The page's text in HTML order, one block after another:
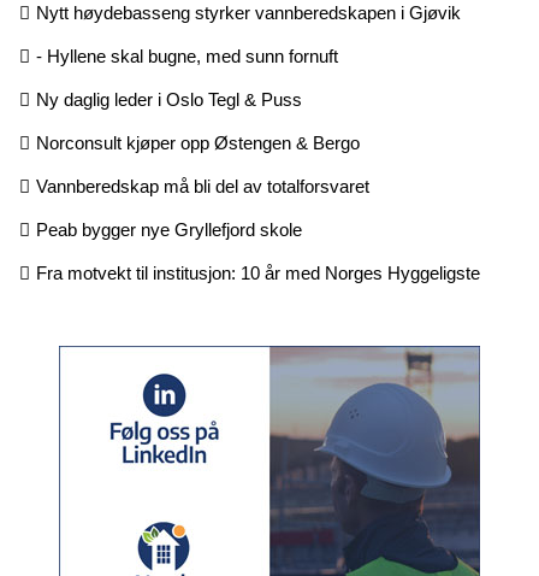
Nytt høydebasseng styrker vannberedskapen i Gjøvik
- Hyllene skal bugne, med sunn fornuft
Ny daglig leder i Oslo Tegl & Puss
Norconsult kjøper opp Østengen & Bergo
Vannberedskap må bli del av totalforsvaret
Peab bygger nye Gryllefjord skole
Fra motvekt til institusjon: 10 år med Norges Hyggeligste